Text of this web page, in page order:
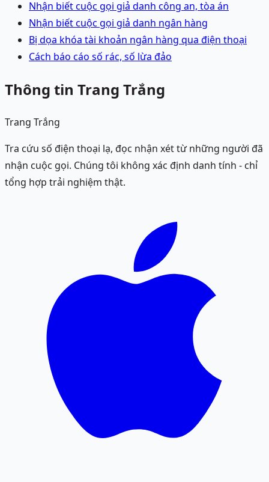
Nhận biết cuộc gọi giả danh công an, tòa án
Nhận biết cuộc gọi giả danh ngân hàng
Bị dọa khóa tài khoản ngân hàng qua điện thoại
Cách báo cáo số rác, số lừa đảo
Thông tin Trang Trắng
Trang Trắng
Tra cứu số điện thoại lạ, đọc nhận xét từ những người đã
nhận cuộc gọi. Chúng tôi không xác định danh tính - chỉ
tổng hợp trải nghiệm thật.